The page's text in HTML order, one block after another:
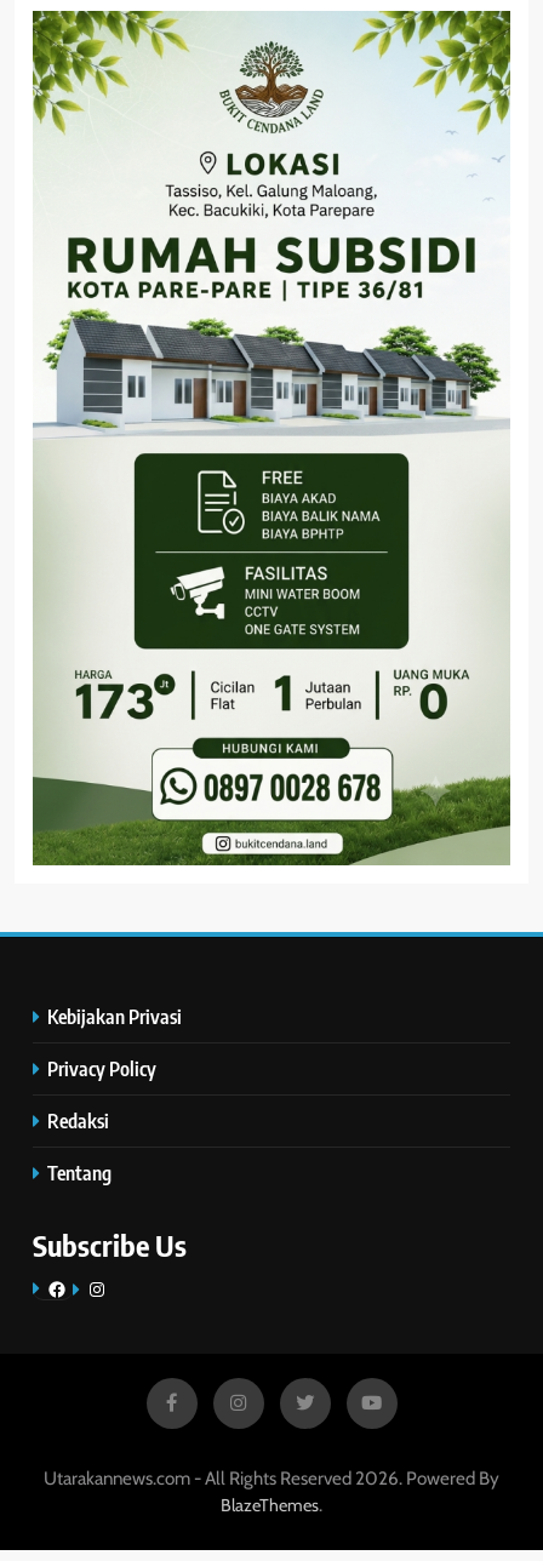
Kebijakan Privasi
Privacy Policy
Redaksi
Tentang
Subscribe Us
FacebookInstagram
Utarakannews.com - All Rights Reserved 2026. Powered By
BlazeThemes.